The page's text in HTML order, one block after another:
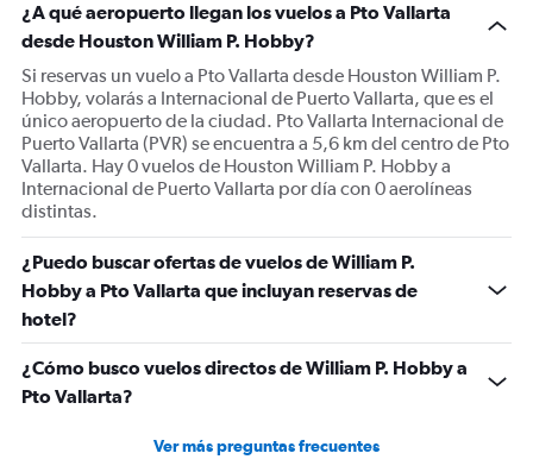
Y
axis
Number
of
flights.
Range:
0
to
2.4.
¿A qué aeropuerto llegan los vuelos a Pto Vallarta
desde Houston William P. Hobby?
Si reservas un vuelo a Pto Vallarta desde Houston William P.
Hobby, volarás a Internacional de Puerto Vallarta, que es el
único aeropuerto de la ciudad. Pto Vallarta Internacional de
Puerto Vallarta (PVR) se encuentra a 5,6 km del centro de Pto
Vallarta. Hay 0 vuelos de Houston William P. Hobby a
Internacional de Puerto Vallarta por día con 0 aerolíneas
distintas.
¿Puedo buscar ofertas de vuelos de William P.
Hobby a Pto Vallarta que incluyan reservas de
hotel?
¿Cómo busco vuelos directos de William P. Hobby a
Pto Vallarta?
Ver más preguntas frecuentes